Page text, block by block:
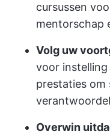
cursussen
mentorschap
Volg uw
voor instelling
prestaties om
Overwin